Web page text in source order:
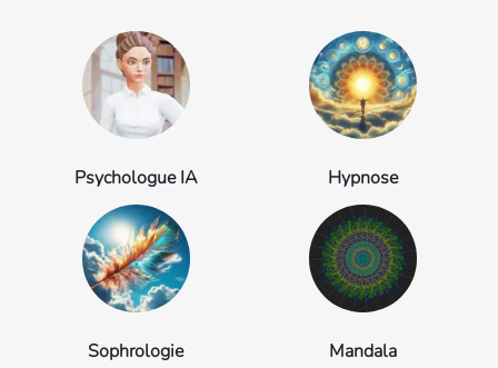
Psychologue IA Hypnose
Sophrologie Mandala